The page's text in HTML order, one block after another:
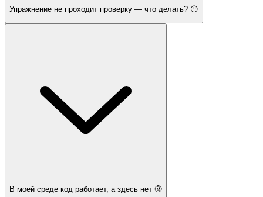
Упражнение не проходит проверку — что делать? 😶
В моей среде код работает, а здесь нет 🤨